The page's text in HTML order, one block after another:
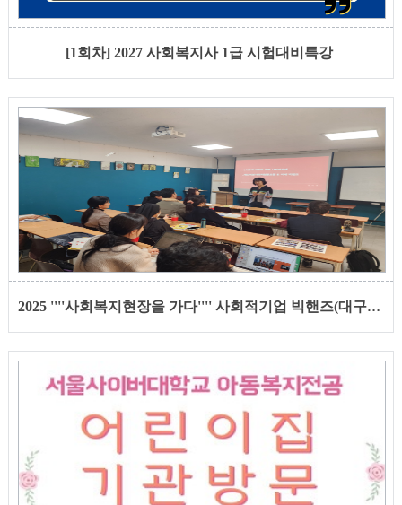
[1회차] 2027 사회복지사 1급 시험대비특강
2025 ''''사회복지현장을 가다'''' 사회적기업 빅핸즈(대구) 방문 및 특강